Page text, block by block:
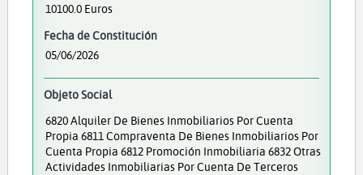
10100.0 Euros
Fecha de Constitución
05/06/2026
Objeto Social
6820 Alquiler De Bienes Inmobiliarios Por Cuenta
Propia 6811 Compraventa De Bienes Inmobiliarios Por
Cuenta Propia 6812 Promoción Inmobiliaria 6832 Otras
Actividades Inmobiliarias Por Cuenta De Terceros